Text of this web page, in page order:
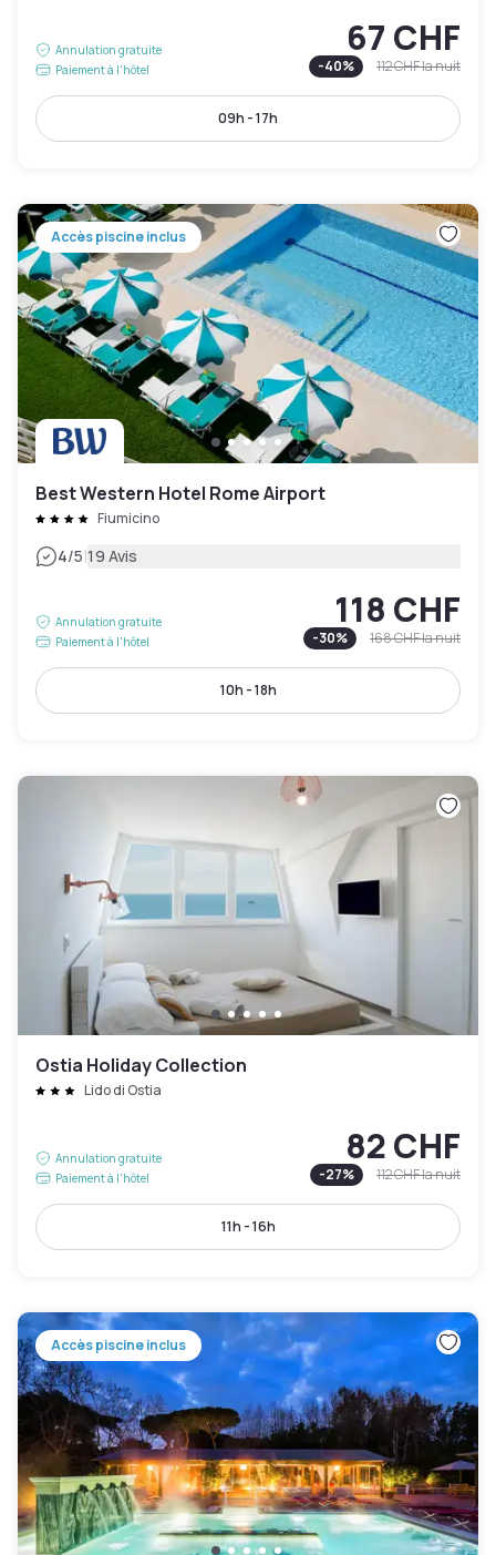
Annulation gratuite
Paiement à l'hôtel
67 CHF
-40% 112 CHFla nuit
09h - 17h
Accès piscine inclus
Best Western Hotel Rome Airport
Fiumicino
4/5|19 Avis
Annulation gratuite
Paiement à l'hôtel
118 CHF
-30% 168 CHFla nuit
10h - 18h
Ostia Holiday Collection
Lido di Ostia
Annulation gratuite
Paiement à l'hôtel
82 CHF
-27% 112 CHFla nuit
11h - 16h
Accès piscine inclus